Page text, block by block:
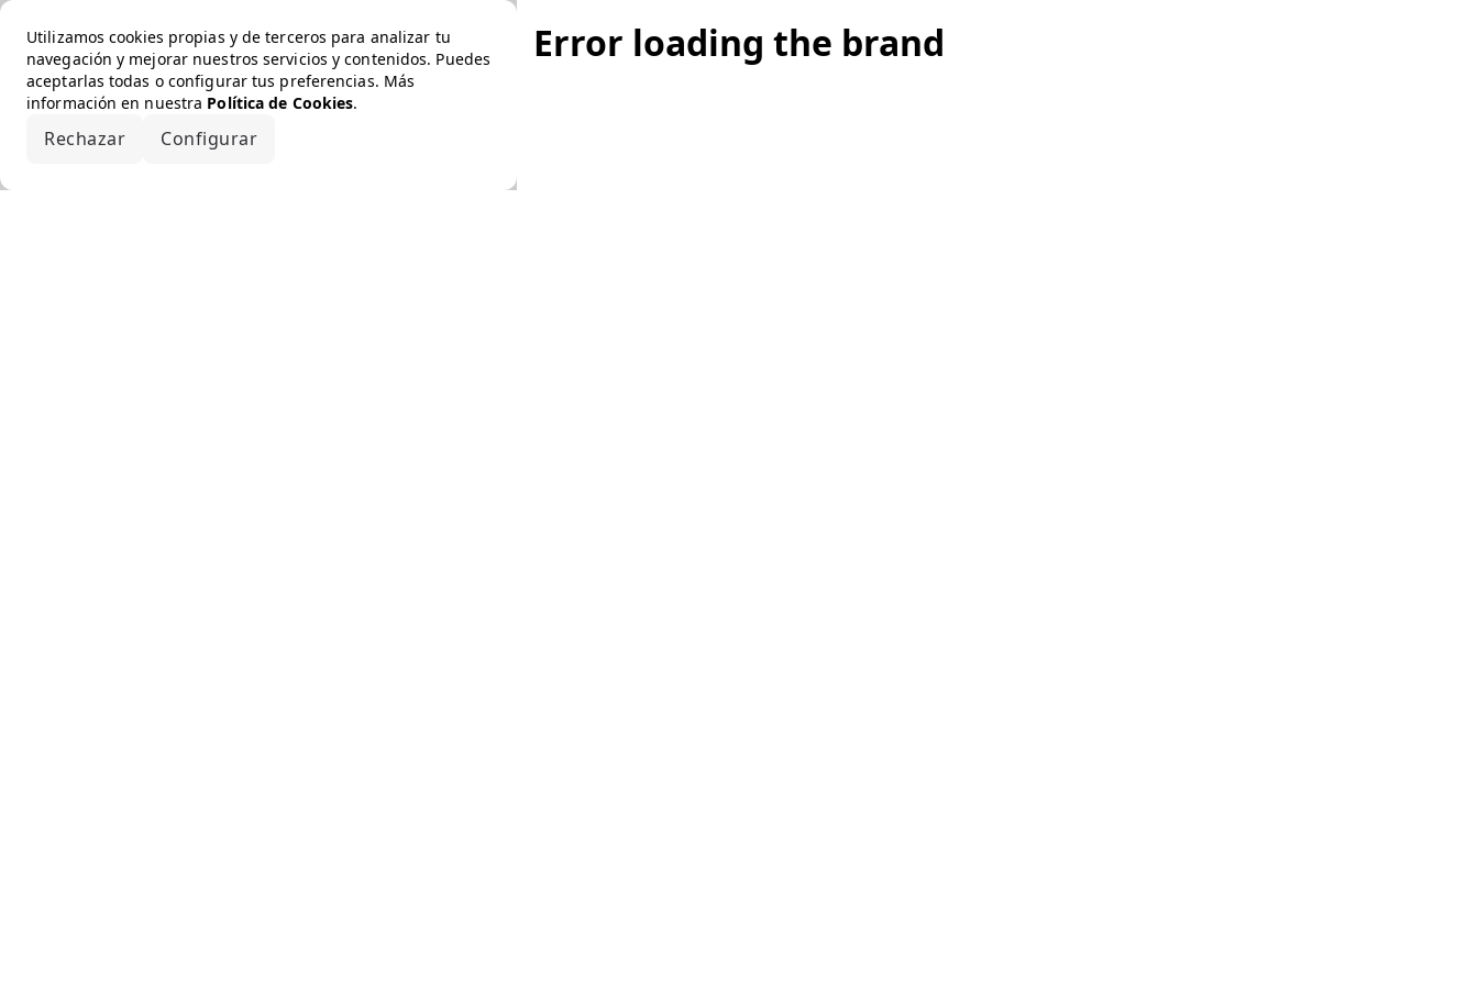
Utilizamos cookies propias y de terceros para analizar tu
navegación y mejorar nuestros servicios y contenidos. Puedes
aceptarlas todas o configurar tus preferencias. Más
información en nuestra Política de Cookies.
Rechazar Configurar
Error loading the brand